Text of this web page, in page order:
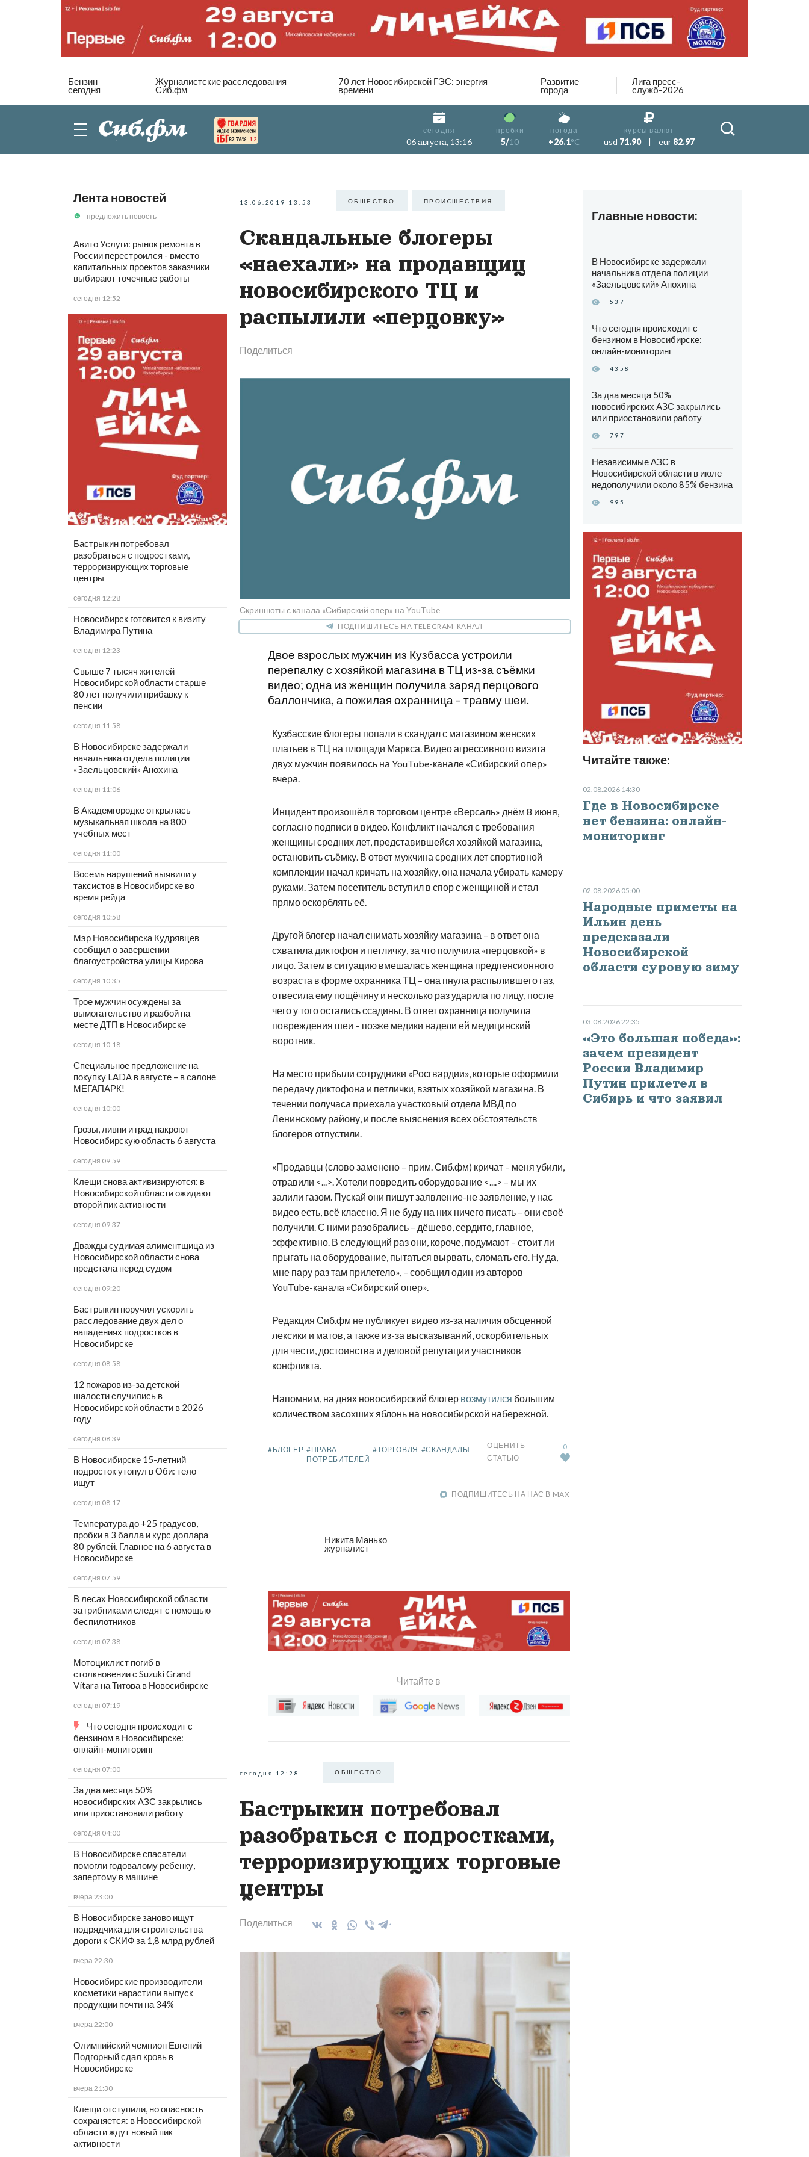
Бензин
сегодня
Журналистские расследования
Сиб.фм
70 лет Новосибирской ГЭС: энергия
времени
Развитие
города
Лига пресс-
служб-2026
82.76% -1.2
сегодня
06 августа, 13:16
пробки
5/10
погода
+26.1°C
курсы валют
usd 71.90 | eur 82.97
Лента новостей
предложить новость
Авито Услуги: рынок ремонта в
России перестроился - вместо
капитальных проектов заказчики
выбирают точечные работы
сегодня 12:52
Бастрыкин потребовал
разобраться с подростками,
терроризирующих торговые
центры
сегодня 12:28
Новосибирск готовится к визиту
Владимира Путина
сегодня 12:23
Свыше 7 тысяч жителей
Новосибирской области старше
80 лет получили прибавку к
пенсии
сегодня 11:58
В Новосибирске задержали
начальника отдела полиции
«Заельцовский» Анохина
сегодня 11:06
В Академгородке открылась
музыкальная школа на 800
учебных мест
сегодня 11:00
Восемь нарушений выявили у
таксистов в Новосибирске во
время рейда
сегодня 10:58
Мэр Новосибирска Кудрявцев
сообщил о завершении
благоустройства улицы Кирова
сегодня 10:35
Трое мужчин осуждены за
вымогательство и разбой на
месте ДТП в Новосибирске
сегодня 10:18
Специальное предложение на
покупку LADA в августе – в салоне
МЕГАПАРК!
сегодня 10:00
Грозы, ливни и град накроют
Новосибирскую область 6 августа
сегодня 09:59
Клещи снова активизируются: в
Новосибирской области ожидают
второй пик активности
сегодня 09:37
Дважды судимая алиментщица из
Новосибирской области снова
предстала перед судом
сегодня 09:20
Бастрыкин поручил ускорить
расследование двух дел о
нападениях подростков в
Новосибирске
сегодня 08:58
12 пожаров из-за детской
шалости случились в
Новосибирской области в 2026
году
сегодня 08:39
В Новосибирске 15-летний
подросток утонул в Оби: тело
ищут
сегодня 08:17
Температура до +25 градусов,
пробки в 3 балла и курс доллара
80 рублей. Главное на 6 августа в
Новосибирске
сегодня 07:59
В лесах Новосибирской области
за грибниками следят с помощью
беспилотников
сегодня 07:38
Мотоциклист погиб в
столкновении с Suzuki Grand
Vitara на Титова в Новосибирске
сегодня 07:19
Что сегодня происходит с
бензином в Новосибирске:
онлайн-мониторинг
сегодня 07:00
За два месяца 50%
новосибирских АЗС закрылись
или приостановили работу
сегодня 04:00
В Новосибирске спасатели
помогли годовалому ребенку,
запертому в машине
вчера 23:00
В Новосибирске заново ищут
подрядчика для строительства
дороги к СКИФ за 1,8 млрд рублей
вчера 22:30
Новосибирские производители
косметики нарастили выпуск
продукции почти на 34%
вчера 22:00
Олимпийский чемпион Евгений
Подгорный сдал кровь в
Новосибирске
вчера 21:30
Клещи отступили, но опасность
сохраняется: в Новосибирской
области ждут новый пик
активности
13.06.2019 13:53 ОБЩЕСТВО ПРОИCШЕСТВИЯ
Скандальные блогеры
«наехали» на продавщиц
новосибирского ТЦ и
распылили «перцовку»
Поделиться
Скриншоты с канала «Сибирский опер» на YouTube
ПОДПИШИТЕСЬ НА TELEGRAM-КАНАЛ
Двое взрослых мужчин из Кузбасса устроили
перепалку с хозяйкой магазина в ТЦ из-за съёмки
видео; одна из женщин получила заряд перцового
баллончика, а пожилая охранница – травму шеи.
Кузбасские блогеры попали в скандал с магазином женских
платьев в ТЦ на площади Маркса. Видео агрессивного визита
двух мужчин появилось на YouTube-канале «Сибирский опер»
вчера.
Инцидент произошёл в торговом центре «Версаль» днём 8 июня,
согласно подписи в видео. Конфликт начался с требования
женщины средних лет, представившейся хозяйкой магазина,
остановить съёмку. В ответ мужчина средних лет спортивной
комплекции начал кричать на хозяйку, она начала убирать камеру
руками. Затем посетитель вступил в спор с женщиной и стал
прямо оскорблять её.
Другой блогер начал снимать хозяйку магазина – в ответ она
схватила диктофон и петличку, за что получила «перцовкой» в
лицо. Затем в ситуацию вмешалась женщина предпенсионного
возраста в форме охранника ТЦ – она пнула распылившего газ,
отвесила ему пощёчину и несколько раз ударила по лицу, после
чего у того остались ссадины. В ответ охранница получила
повреждения шеи – позже медики надели ей медицинский
воротник.
На место прибыли сотрудники «Росгвардии», которые оформили
передачу диктофона и петлички, взятых хозяйкой магазина. В
течении получаса приехала участковый отдела МВД по
Ленинскому району, и после выяснения всех обстоятельств
блогеров отпустили.
«Продавцы (слово заменено – прим. Сиб.фм) кричат – меня убили,
отравили <...>. Хотели повредить оборудование <....> – мы их
залили газом. Пускай они пишут заявление-не заявление, у нас
видео есть, всё классно. Я не буду на них ничего писать – они своё
получили. С ними разобрались – дёшево, сердито, главное,
эффективно. В следующий раз они, короче, подумают – стоит ли
прыгать на оборудование, пытаться вырвать, сломать его. Ну да,
мне пару раз там прилетело», – сообщил один из авторов
YouTube-канала «Сибирский опер».
Редакция Сиб.фм не публикует видео из-за наличия обсценной
лексики и матов, а также из-за высказываний, оскорбительных
для чести, достоинства и деловой репутации участников
конфликта.
Напомним, на днях новосибирский блогер возмутился большим
количеством засохших яблонь на новосибирской набережной.
#БЛОГЕР #ПРАВА
ПОТРЕБИТЕЛЕЙ
#ТОРГОВЛЯ #СКАНДАЛЫ
ОЦЕНИТЬ
СТАТЬЮ
0
ПОДПИШИТЕСЬ НА НАС В MAX
Никита Манько
журналист
Читайте в
сегодня 12:28 ОБЩЕСТВО
Бастрыкин потребовал
разобраться с подростками,
терроризирующих торговые
центры
Поделиться
Главные новости:
В Новосибирске задержали
начальника отдела полиции
«Заельцовский» Анохина
537
Что сегодня происходит с
бензином в Новосибирске:
онлайн-мониторинг
4358
За два месяца 50%
новосибирских АЗС закрылись
или приостановили работу
797
Независимые АЗС в
Новосибирской области в июле
недополучили около 85% бензина
995
Читайте также:
02.08.2026 14:30
Где в Новосибирске
нет бензина: онлайн-
мониторинг
02.08.2026 05:00
Народные приметы на
Ильин день
предсказали
Новосибирской
области суровую зиму
03.08.2026 22:35
«Это большая победа»:
зачем президент
России Владимир
Путин прилетел в
Сибирь и что заявил